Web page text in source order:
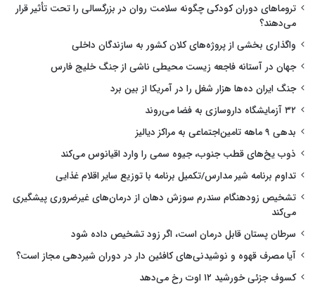
تروماهای دوران کودکی چگونه سلامت روان در بزرگسالی را تحت تأثیر قرار
می‌دهند؟
واگذاری بخشی از پروژه‌های کلان کشور به سازندگان داخلی
جهان در آستانه فاجعه زیست محیطی ناشی از جنگ خلیج فارس
جنگ ایران ده‌ها هزار شغل را در آمریکا از بین برد
۳۲ آزمایشگاه داروسازی به فضا می‌روند
بدهی ۹ ماهه تامین‌اجتماعی به مراکز دیالیز
ذوب یخ‌های قطب جنوب، جیوه سمی را وارد اقیانوس می‌کند
تداوم برنامه شیر مدارس/تکمیل برنامه با توزیع سایر اقلام غذایی
تشخیص زودهنگام سندرم سوزش دهان از درمان‌های غیرضروری پیشگیری
می‌کند
سرطان پستان قابل درمان است، اگر زود تشخیص داده شود
آیا مصرف قهوه و نوشیدنی‌های کافئین دار در دوران شیردهی مجاز است؟
کسوف جزئی خورشید ۱۲ اوت رخ می‌دهد